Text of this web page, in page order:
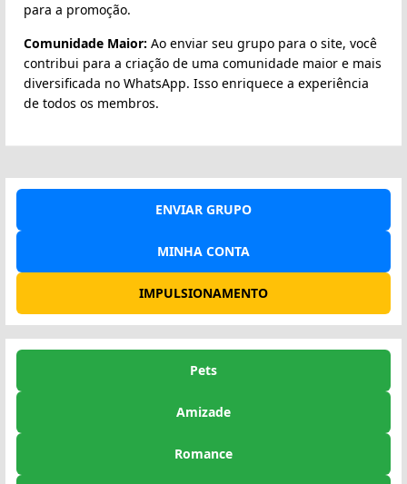
para a promoção.
Comunidade Maior: Ao enviar seu grupo para o site, você
contribui para a criação de uma comunidade maior e mais
diversificada no WhatsApp. Isso enriquece a experiência
de todos os membros.
ENVIAR GRUPO
MINHA CONTA
IMPULSIONAMENTO
Pets
Amizade
Romance